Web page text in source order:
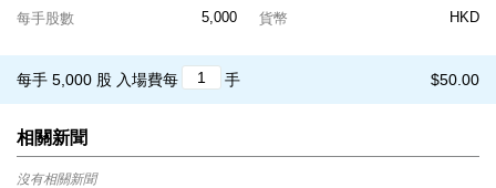
5,000
每手股數 HKD
貨幣
$50.00
每手 5,000 股 入場費每 手
相關新聞
沒有相關新聞